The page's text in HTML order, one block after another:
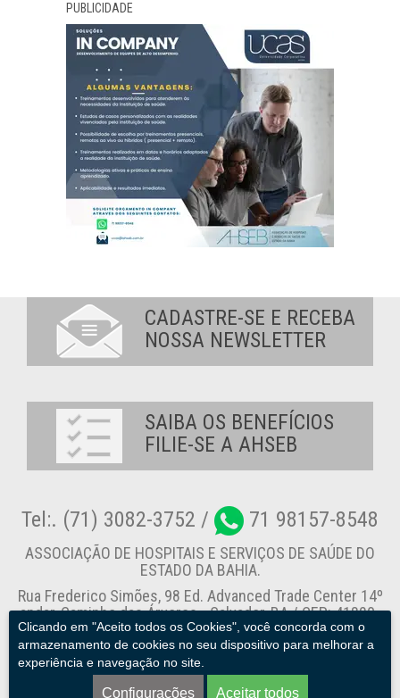
PUBLICIDADE
Clicando em "Aceito todos os Cookies", você concorda com o
armazenamento de cookies no seu dispositivo para melhorar a
experiência e navegação no site.
Configurações Aceitar todos
CADASTRE-SE E RECEBA
NOSSA NEWSLETTER
SAIBA OS BENEFÍCIOS
FILIE-SE A AHSEB
Tel:. (71) 3082-3752 / 71 98157-8548
ASSOCIAÇÃO DE HOSPITAIS E SERVIÇOS DE SAÚDE DO
ESTADO DA BAHIA.
Rua Frederico Simões, 98 Ed. Advanced Trade Center 14º
andar, Caminho das Árvores - Salvador-BA / CEP: 41820-
774
Canal de Denúncia